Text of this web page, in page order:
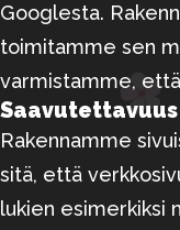
Googlesta.
toimitamme sen
varmistamme,
Saavutettavuus
Rakennamme
sitä, että
lukien esimerkiksi